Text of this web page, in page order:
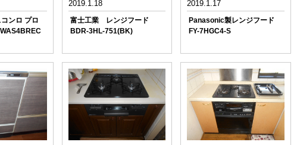
ンロ プロ
2019.1.18
富士工業 レンジフード
BDR-3HL-751(BK)
2019.1.17
Panasonic製レンジフード
FY-7HGC4-S